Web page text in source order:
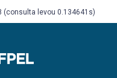
(consulta levou 0.134641s)